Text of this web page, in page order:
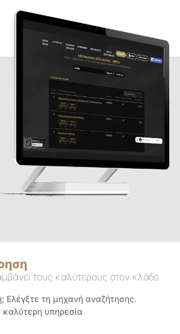
τους καλύτερους στον κλάδο
Ελέγξτε τη μηχανή αναζήτησης.
καλύτερη υπηρεσία